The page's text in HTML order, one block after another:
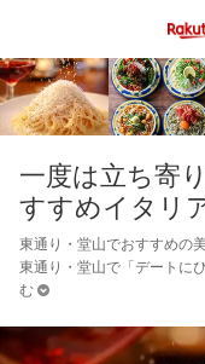
一度は立ち寄
すすめイタリ
東通り・堂山でおすすめの
東通り・堂山で「デートに
む